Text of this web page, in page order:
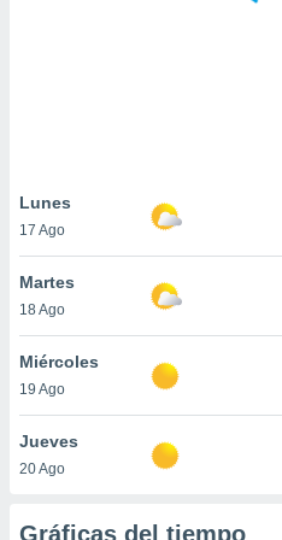
similares
como
sitio
de
traten tus
en
interés
su
Lunes
17 Ago
Martes
18 Ago
Miércoles
19 Ago
Jueves
20 Ago
Gráficas del tiempo